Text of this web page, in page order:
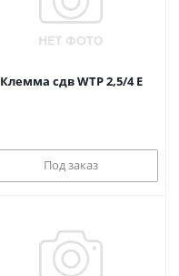
Клемма сдв WTP 2,5/4 E
Под заказ